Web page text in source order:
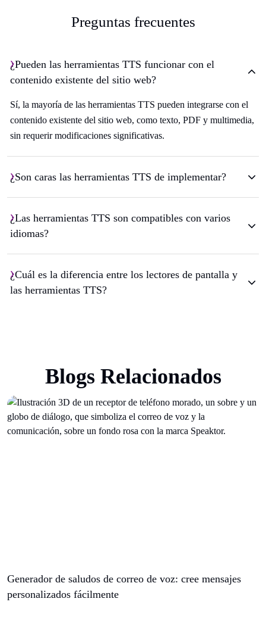
Preguntas frecuentes
¿Pueden las herramientas TTS funcionar con el
contenido existente del sitio web?
Sí, la mayoría de las herramientas TTS pueden integrarse con el
contenido existente del sitio web, como texto, PDF y multimedia,
sin requerir modificaciones significativas.
¿Son caras las herramientas TTS de implementar?
¿Las herramientas TTS son compatibles con varios
idiomas?
¿Cuál es la diferencia entre los lectores de pantalla y
las herramientas TTS?
Blogs Relacionados
Generador de saludos de correo de voz: cree mensajes
personalizados fácilmente